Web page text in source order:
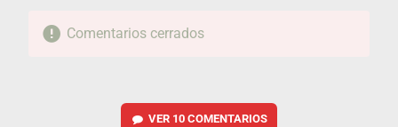
Comentarios cerrados
VER 10 COMENTARIOS